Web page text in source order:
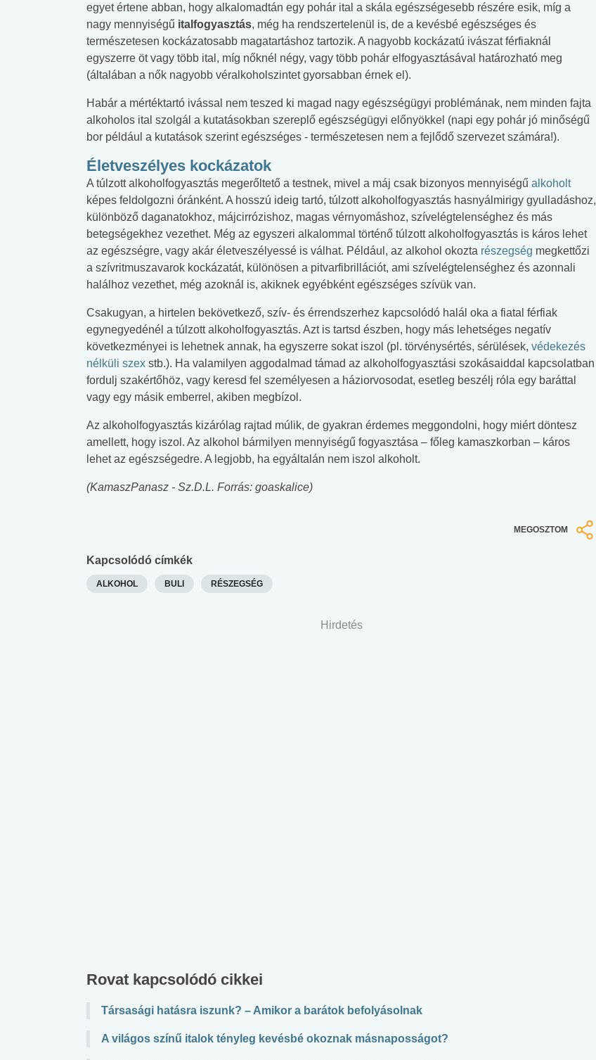
egyet értene abban, hogy alkalomadtán egy pohár ital a skála egészségesebb részére esik, míg a
nagy mennyiségű italfogyasztás, még ha rendszertelenül is, de a kevésbé egészséges és
természetesen kockázatosabb magatartáshoz tartozik. A nagyobb kockázatú ivászat férfiaknál
egyszerre öt vagy több ital, míg nőknél négy, vagy több pohár elfogyasztásával határozható meg
(általában a nők nagyobb véralkoholszintet gyorsabban érnek el).
Habár a mértéktartó ivással nem teszed ki magad nagy egészségügyi problémának, nem minden fajta
alkoholos ital szolgál a kutatásokban szereplő egészségügyi előnyökkel (napi egy pohár jó minőségű
bor például a kutatások szerint egészséges - természetesen nem a fejlődő szervezet számára!).
Életveszélyes kockázatok
A túlzott alkoholfogyasztás megerőltető a testnek, mivel a máj csak bizonyos mennyiségű alkoholt
képes feldolgozni óránként. A hosszú ideig tartó, túlzott alkoholfogyasztás hasnyálmirigy gyulladáshoz,
különböző daganatokhoz, májcirrózishoz, magas vérnyomáshoz, szívelégtelenséghez és más
betegségekhez vezethet. Még az egyszeri alkalommal történő túlzott alkoholfogyasztás is káros lehet
az egészségre, vagy akár életveszélyessé is válhat. Például, az alkohol okozta részegség megkettőzi
a szívritmuszavarok kockázatát, különösen a pitvarfibrillációt, ami szívelégtelenséghez és azonnali
halálhoz vezethet, még azoknál is, akiknek egyébként egészséges szívük van.
Csakugyan, a hirtelen bekövetkező, szív- és érrendszerhez kapcsolódó halál oka a fiatal férfiak
egynegyedénél a túlzott alkoholfogyasztás. Azt is tartsd észben, hogy más lehetséges negatív
következményei is lehetnek annak, ha egyszerre sokat iszol (pl. törvénysértés, sérülések, védekezés
nélküli szex stb.). Ha valamilyen aggodalmad támad az alkoholfogyasztási szokásaiddal kapcsolatban
fordulj szakértőhöz, vagy keresd fel személyesen a háziorvosodat, esetleg beszélj róla egy baráttal
vagy egy másik emberrel, akiben megbízol.
Az alkoholfogyasztás kizárólag rajtad múlik, de gyakran érdemes meggondolni, hogy miért döntesz
amellett, hogy iszol. Az alkohol bármilyen mennyiségű fogyasztása – főleg kamaszkorban – káros
lehet az egészségedre. A legjobb, ha egyáltalán nem iszol alkoholt.
(KamaszPanasz - Sz.D.L. Forrás: goaskalice)
MEGOSZTOM
Kapcsolódó címkék
ALKOHOL BULI RÉSZEGSÉG
Hirdetés
Rovat kapcsolódó cikkei
Társasági hatásra iszunk? – Amikor a barátok befolyásolnak
A világos színű italok tényleg kevésbé okoznak másnaposságot?